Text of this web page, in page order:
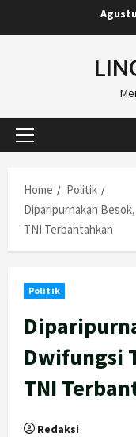
to
Primary
Home
Politik
Diparipurnakan
TNI Terbantahkan
Politik
Dwifungsi
TNI
Redaksi